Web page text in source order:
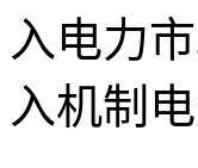
入电力
入机制电